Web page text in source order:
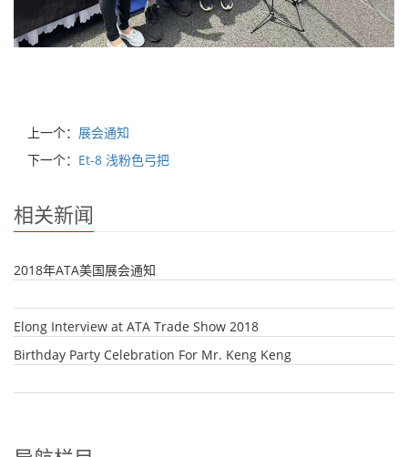
上一个： 展会通知
下一个： Et-8 浅粉色弓把
相关新闻
2018年ATA美国展会通知
Elong Interview at ATA Trade Show 2018
Birthday Party Celebration For Mr. Keng Keng